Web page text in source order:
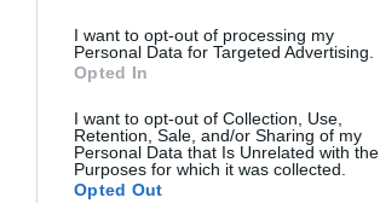
I want to opt-out of processing my
Personal Data for Targeted Advertising.
Opted In
I want to opt-out of Collection, Use,
Retention, Sale, and/or Sharing of my
Personal Data that Is Unrelated with the
Purposes for which it was collected.
Opted Out